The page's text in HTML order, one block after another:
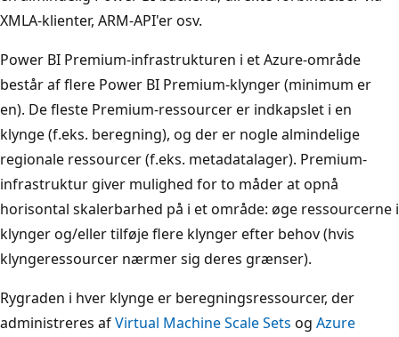
XMLA-klienter, ARM-API'er osv.
Power BI Premium-infrastrukturen i et Azure-område
består af flere Power BI Premium-klynger (minimum er
en). De fleste Premium-ressourcer er indkapslet i en
klynge (f.eks. beregning), og der er nogle almindelige
regionale ressourcer (f.eks. metadatalager). Premium-
infrastruktur giver mulighed for to måder at opnå
horisontal skalerbarhed på i et område: øge ressourcerne i
klynger og/eller tilføje flere klynger efter behov (hvis
klyngeressourcer nærmer sig deres grænser).
Rygraden i hver klynge er beregningsressourcer, der
administreres afVirtual Machine Scale Sets og Azure